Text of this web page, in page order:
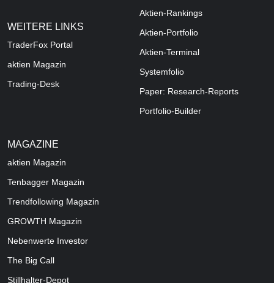
WEITERE LINKS
TraderFox Portal
aktien Magazin
Trading-Desk
Aktien-Rankings
Aktien-Portfolio
Aktien-Terminal
Systemfolio
Paper: Research-Reports
Portfolio-Builder
MAGAZINE
aktien Magazin
Tenbagger Magazin
Trendfollowing Magazin
GROWTH Magazin
Nebenwerte Investor
The Big Call
Stillhalter-Depot